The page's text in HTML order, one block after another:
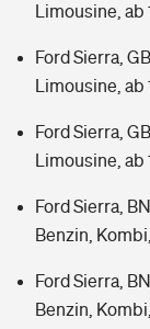
Limousine, ab
Ford Sierra,
Limousine, ab
Ford Sierra,
Limousine, ab
Ford Sierra,
Benzin,
Ford Sierra,
Benzin,